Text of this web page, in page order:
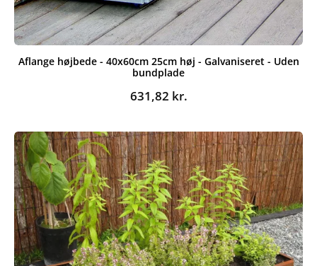
Aflange højbede - 40x60cm 25cm høj - Galvaniseret - Uden
bundplade
631,82 kr.